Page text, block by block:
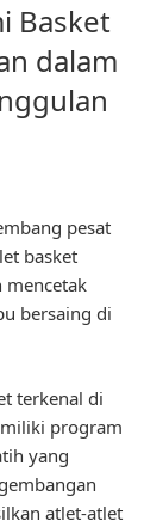
Basket
dalam
pesat
basket
mencetak
bersaing di
terkenal di
program
yang
atlet-atlet